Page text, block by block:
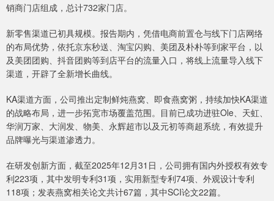
销商门店组成，总计732家门店。
新零售渠道已初具规模。报告期内，凭借电商前置仓与线下门店网络
的布局优势，依托京东秒送、淘宝闪购、美团及朴朴等到家平台，以
及美团团购、抖音团购等到店平台的流量入口，将线上流量导入线下
渠道，开辟了全新增长曲线。
KA渠道方面，公司推出定制鲜炖燕窝、即食燕窝粥，持续加快KA渠道
的战略布局，进一步拓宽市场覆盖范围。目前已成功进驻Ole、天虹、
华润万家、大润发、物美、永辉超市以及元初等商超系统，有效提升
品牌曝光与渠道渗透力。
在研发创新方面，截至2025年12月31日，公司拥有国内外授权有效专
利223项，其中发明专利31项，实用新型专利74项、外观设计专利
118项；发表燕窝相关论文共计67篇，其中SCI论文22篇。